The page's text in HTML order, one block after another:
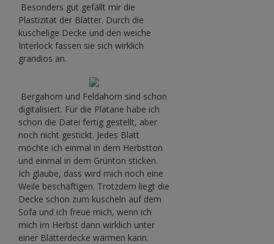
Besonders gut gefällt mir die
Plastizität der Blätter. Durch die
kuschelige Decke und den weiche
Interlock fassen sie sich wirklich
grandios an.
Bergahorn und Feldahorn sind schon
digitalisiert. Für die Platane habe ich
schon die Datei fertig gestellt, aber
noch nicht gestickt. Jedes Blatt
möchte ich einmal in dem Herbstton
und einmal in dem Grünton sticken.
Ich glaube, dass wird mich noch eine
Weile beschäftigen. Trotzdem liegt die
Decke schon zum kuscheln auf dem
Sofa und ich freue mich, wenn ich
mich im Herbst dann wirklich unter
einer Blätterdecke wärmen kann.